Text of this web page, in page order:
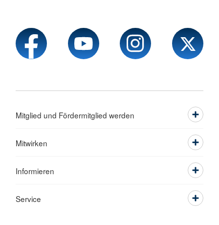
Mitglied und Fördermitglied werden
Mitwirken
Informieren
Service